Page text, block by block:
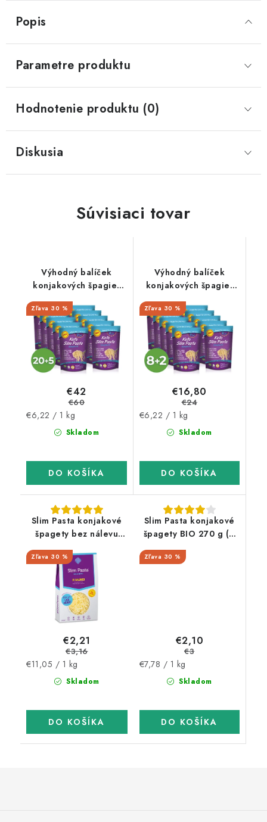
Popis
Parametre produktu
Hodnotenie produktu (0)
Diskusia
Súvisiaci tovar
Výhodný balíček
konjakových špagiet
Slim Pasta v náleve
20+5 zadarmo
30 %
Skladom
€42
€60
Jednotková
€6,22 / 1 kg
DO KOŠÍKA
Výhodný balíček
konjakových špagiet
Slim Pasta v náleve
8+2 zadarmo
30 %
Skladom
€16,80
€24
Jednotková
€6,22 / 1 kg
DO KOŠÍKA
Slim Pasta konjakové
špagety bez nálevu
200 g (31 kcal, 7 g
sacharidov)
30 %
Skladom
€2,21
€3,16
Jednotková
€11,05 / 1 kg
DO KOŠÍKA
Slim Pasta konjakové
špagety BIO 270 g (9
kcal, 0 g sacharidov)
30 %
Skladom
€2,10
€3
Jednotková
€7,78 / 1 kg
DO KOŠÍKA